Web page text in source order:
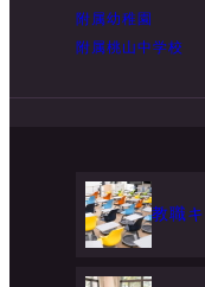
附属幼稚園
附属桃山中学校
教職